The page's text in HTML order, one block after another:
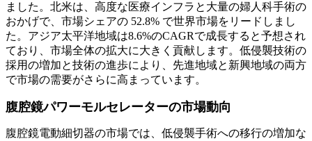
ました。北米は、高度な医療インフラと大量の婦人科手術の
おかげで、市場シェアの 52.8% で世界市場をリードしまし
た。アジア太平洋地域は8.6%のCAGRで成長すると予想され
ており、市場全体の拡大に大きく貢献します。低侵襲技術の
採用の増加と技術の進歩により、先進地域と新興地域の両方
で市場の需要がさらに高まっています。
腹腔鏡パワーモルセレーターの市場動向
腹腔鏡電動細切器の市場では、低侵襲手術への移行の増加な